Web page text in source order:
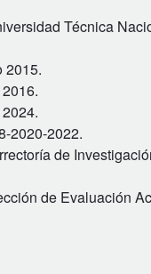
Técnica
2015.
2020-2022.
de
de Evaluación